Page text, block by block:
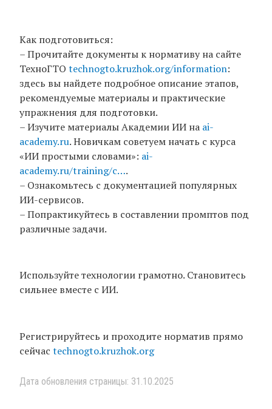
Как подготовиться:
– Прочитайте документы к нормативу на сайте
ТехноГТО technogto.kruzhok.org/information:
здесь вы найдете подробное описание этапов,
рекомендуемые материалы и практические
упражнения для подготовки.
– Изучите материалы Академии ИИ на ai-
academy.ru. Новичкам советуем начать с курса
«ИИ простыми словами»: ai-
academy.ru/training/c….
– Ознакомьтесь с документацией популярных
ИИ-сервисов.
– Попрактикуйтесь в составлении промптов под
различные задачи.
Используйте технологии грамотно. Становитесь
сильнее вместе с ИИ.
Регистрируйтесь и проходите норматив прямо
сейчас technogto.kruzhok.org
Дата обновления страницы: 31.10.2025